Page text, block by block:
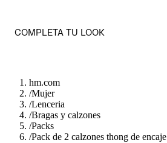
COMPLETA TU LOOK
hm.com
/Mujer
/Lenceria
/Bragas y calzones
/Packs
/Pack de 2 calzones thong de encaje